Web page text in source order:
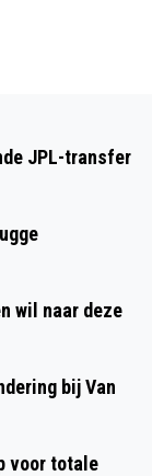
JPL-transfer
wil naar deze
bij Van
voor totale